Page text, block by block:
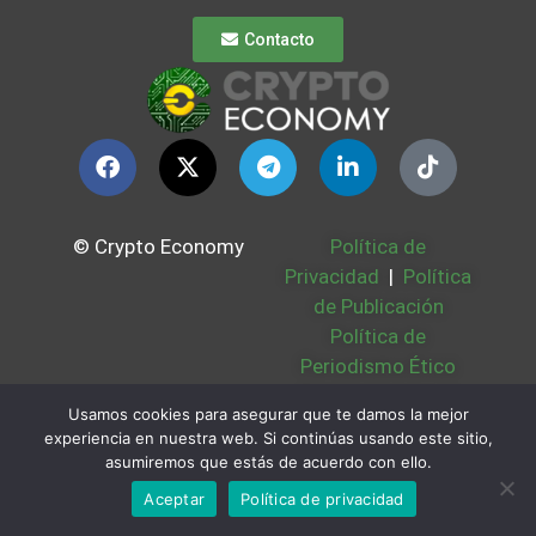
Contacto
© Crypto Economy
Política de
Privacidad | Política
de Publicación
Política de
Periodismo Ético
Bases Legales |
Partners | Sobre
Nosotros
Usamos cookies para asegurar que te damos la mejor
experiencia en nuestra web. Si continúas usando este sitio,
asumiremos que estás de acuerdo con ello.
Aceptar
Política de privacidad